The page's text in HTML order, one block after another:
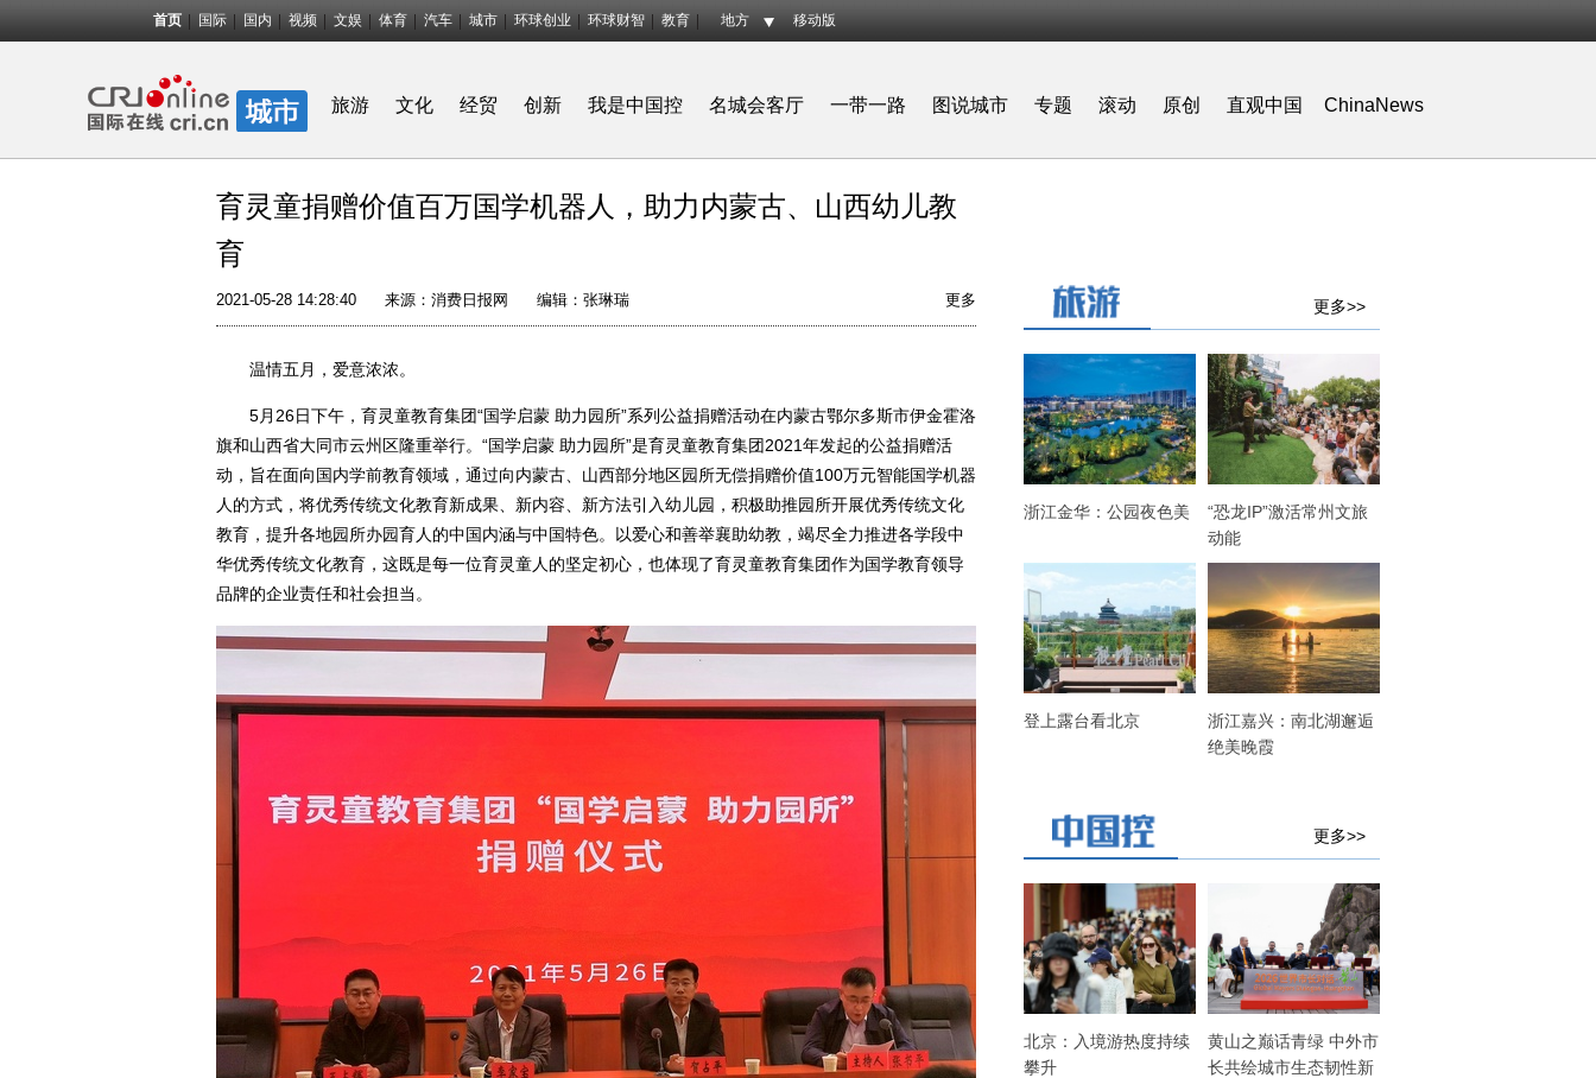
首页 国际 国内 视频 文娱 体育 汽车 城市 环球创业 环球财智 教育 地方 移动版
旅游 文化 经贸 创新 我是中国控 名城会客厅 一带一路 图说城市 专题 滚动 原创 直观中国 ChinaNews
育灵童捐赠价值百万国学机器人，助力内蒙古、山西幼儿教
育
2021-05-28 14:28:40 来源： 消费日报网 编辑：张琳瑞 更多
温情五月，爱意浓浓。
5月26日下午，育灵童教育集团“国学启蒙 助力园所”系列公益捐赠活动在内蒙古鄂尔多斯市伊金霍洛
旗和山西省大同市云州区隆重举行。“国学启蒙 助力园所”是育灵童教育集团2021年发起的公益捐赠活
动，旨在面向国内学前教育领域，通过向内蒙古、山西部分地区园所无偿捐赠价值100万元智能国学机器
人的方式，将优秀传统文化教育新成果、新内容、新方法引入幼儿园，积极助推园所开展优秀传统文化
教育，提升各地园所办园育人的中国内涵与中国特色。以爱心和善举襄助幼教，竭尽全力推进各学段中
华优秀传统文化教育，这既是每一位育灵童人的坚定初心，也体现了育灵童教育集团作为国学教育领导
品牌的企业责任和社会担当。
更多>>
浙江金华：公园夜色美
“恐龙IP”激活常州文旅
动能
登上露台看北京
浙江嘉兴：南北湖邂逅
绝美晚霞
更多>>
北京：入境游热度持续
攀升
黄山之巅话青绿 中外市
长共绘城市生态韧性新